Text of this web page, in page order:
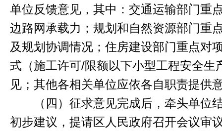
单位反馈意见，其中：交通运输部门重
边路网承载力；规划和自然资源部门重
及规划协调情况；住房建设部门重点对
式（施工许可/限额以下小型工程安全生
见；其他各相关单位应依各自职责提供
（四）征求意见完成后，牵头单位
初步建议，提请区人民政府召开会议审